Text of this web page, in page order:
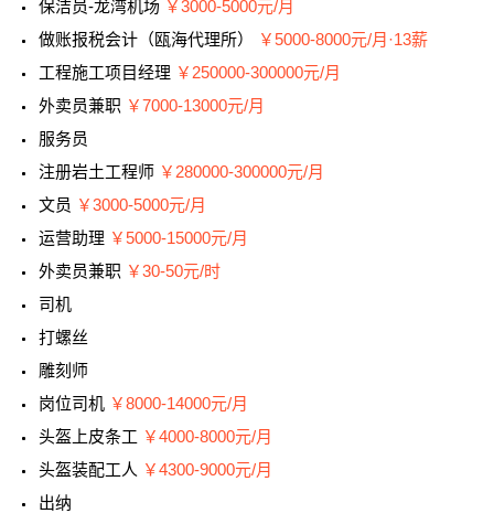
保洁员-龙湾机场 ￥3000-5000元/月
做账报税会计（瓯海代理所）
￥5000-8000元/月·13薪
工程施工项目经理 ￥250000-300000元/月
外卖员兼职 ￥7000-13000元/月
服务员
注册岩土工程师 ￥280000-300000元/月
文员 ￥3000-5000元/月
运营助理 ￥5000-15000元/月
外卖员兼职 ￥30-50元/时
司机
打螺丝
雕刻师
岗位司机 ￥8000-14000元/月
头盔上皮条工 ￥4000-8000元/月
头盔装配工人 ￥4300-9000元/月
出纳